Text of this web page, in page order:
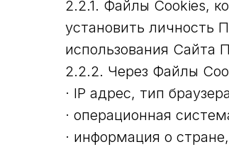
2.2.1. Файлы Cookies,
установить личность
использования Сайта
2.2.2. Через Файлы
· IP адрес, тип
· операционная
· информация о